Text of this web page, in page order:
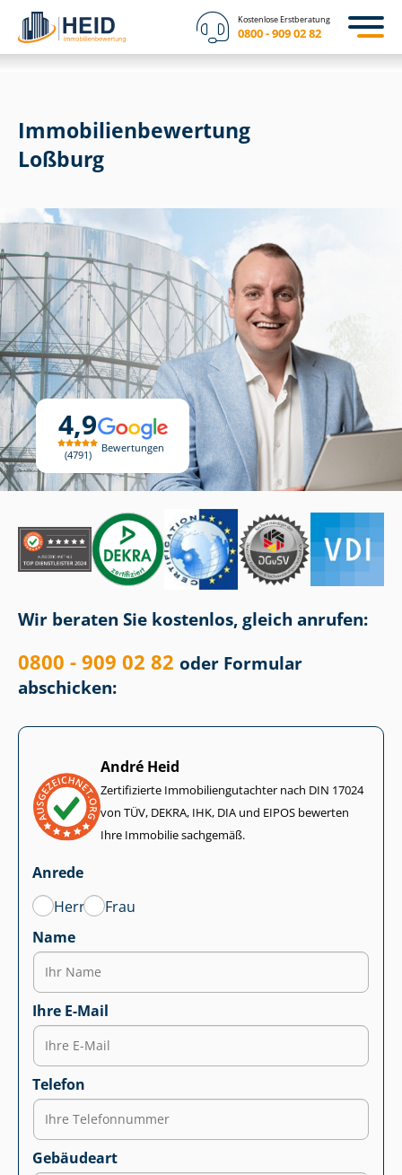
Kostenlose Erstberatung
0800 - 909 02 82
4,9
4791
Bewertungen
Immobilien­bewertung
Loßburg
Wir beraten Sie kostenlos, gleich anrufen:
0800 - 909 02 82 oder Formular
abschicken:
André Heid
Zertifizierte Im­mo­bi­li­en­gut­ach­ter nach DIN 17024
von TÜV, DEKRA, IHK, DIA und EIPOS bewerten
Ihre Immobilie sachgemäß.
Anrede
Herr
Frau
Name
Ihre E-Mail
Telefon
Gebäudeart